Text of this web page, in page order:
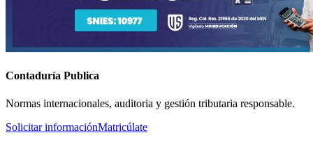
Contaduría Publica
Normas internacionales, auditoria y gestión tributaria responsable.
Solicitar informaciónMatricúlate